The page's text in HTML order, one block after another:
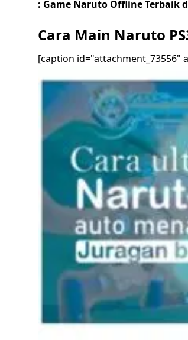
: Game Naruto Offline Terbaik
Cara Main Naruto
[caption id="attachment_73556"